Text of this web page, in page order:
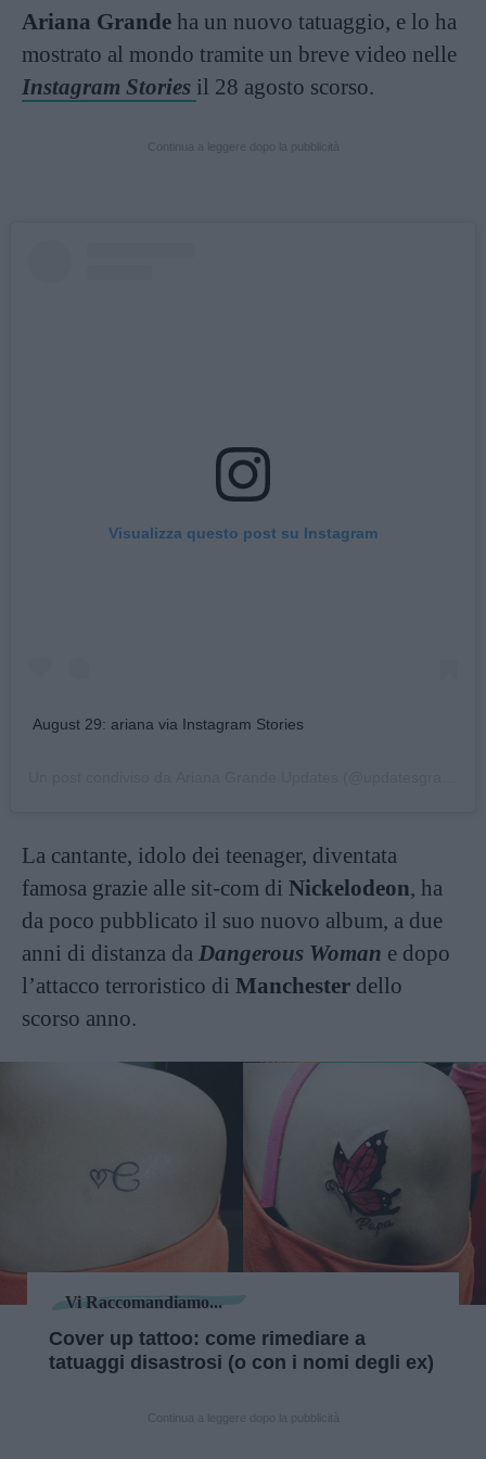
Ariana Grande ha un nuovo tatuaggio, e lo ha
mostrato al mondo tramite un breve video nelle
Instagram Stories il 28 agosto scorso.
Visualizza questo post su Instagram
August 29: ariana via Instagram Stories
La cantante, idolo dei teenager, diventata
famosa grazie alle sit-com di Nickelodeon, ha
da poco pubblicato il suo nuovo album, a due
anni di distanza da Dangerous Woman e dopo
l’attacco terroristico di Manchester dello
scorso anno.
Vi Raccomandiamo...
Cover up tattoo: come rimediare a
tatuaggi disastrosi (o con i nomi degli ex)